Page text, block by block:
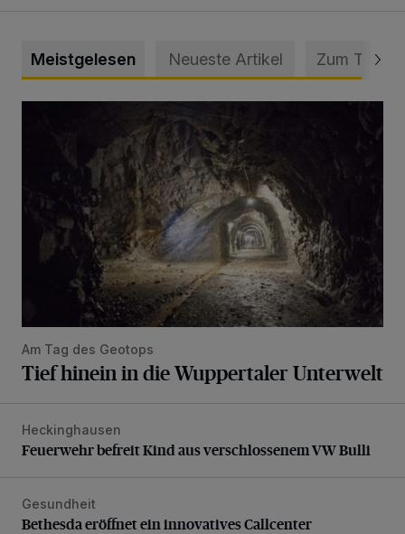
Meistgelesen Neueste Artikel Zum Thema
Am Tag des Geotops
Tief hinein in die Wuppertaler Unterwelt
Feuerwehr befreit Kind aus verschlossenem VW Bulli
Heckinghausen
Feuerwehr befreit Kind aus verschlossenem VW Bulli
Bethesda eröffnet ein innovatives Callcenter
Gesundheit
Bethesda eröffnet ein innovatives Callcenter